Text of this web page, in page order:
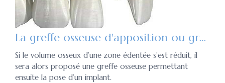
La greffe osseuse d'apposition ou greffe en onlay
Si le volume osseux d’une zone édentée s’est réduit, il
sera alors proposé une greffe osseuse permettant
ensuite la pose d’un implant.